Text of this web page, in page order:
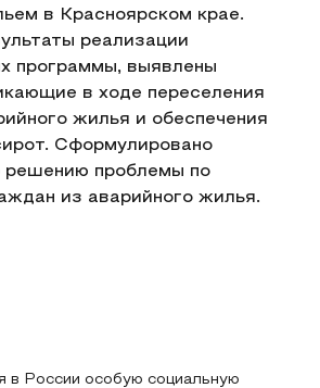
в Красноярском крае.
реализации
программы, выявлены
в ходе переселения
жилья и обеспечения
Сформулировано
решению проблемы по
из аварийного жилья.
в России особую социальную